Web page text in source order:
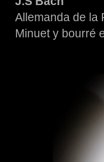
Allemanda de la
Minuet y bourré